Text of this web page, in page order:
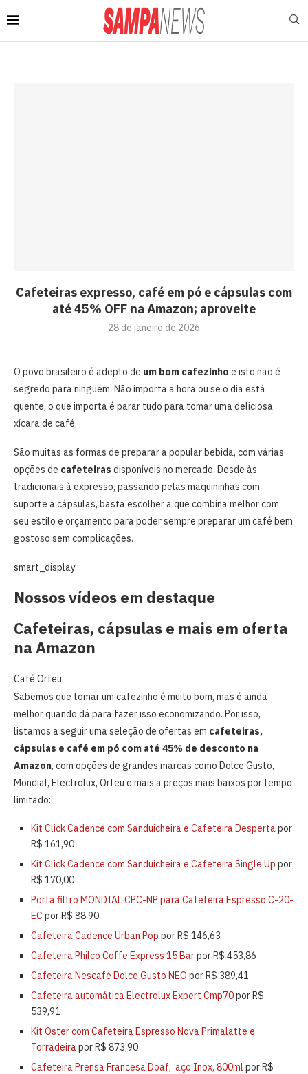
Cafeteiras expresso, café em pó e cápsulas com
até 45% OFF na Amazon; aproveite
28 de janeiro de 2026
O povo brasileiro é adepto de um bom cafezinho e isto não é
segredo para ninguém. Não importa a hora ou se o dia está
quente, o que importa é parar tudo para tomar uma deliciosa
xícara de café.
São muitas as formas de preparar a popular bebida, com várias
opções de cafeteiras disponíveis no mercado. Desde às
tradicionais à expresso, passando pelas maquininhas com
suporte a cápsulas, basta escolher a que combina melhor com
seu estilo e orçamento para poder sempre preparar um café bem
gostoso sem complicações.
smart_display
Nossos vídeos em destaque
Cafeteiras, cápsulas e mais em oferta
na Amazon
Café Orfeu
Sabemos que tomar um cafezinho é muito bom, mas é ainda
melhor quando dá para fazer isso economizando. Por isso,
listamos a seguir uma seleção de ofertas em cafeteiras,
cápsulas e café em pó com até 45% de desconto na
Amazon, com opções de grandes marcas como Dolce Gusto,
Mondial, Electrolux, Orfeu e mais a preços mais baixos por tempo
limitado:
Kit Click Cadence com Sanduicheira e Cafeteira Despertapor
R$ 161,90
Kit Click Cadence com Sanduicheira e Cafeteira Single Up por
R$ 170,00
Porta filtro MONDIAL CPC-NP para Cafeteira Espresso C-20-
EC por R$ 88,90
Cafeteira Cadence Urban Pop por R$ 146,63
Cafeteira Philco Coffe Express 15 Barpor R$ 453,86
Cafeteira Nescafé Dolce Gusto NEO por R$ 389,41
Cafeteira automática Electrolux Expert Cmp70por R$
539,91
Kit Oster com Cafeteira Espresso Nova Primalatte e
Torradeirapor R$ 873,90
Cafeteira Prensa Francesa Doaf, aço Inox, 800ml por R$